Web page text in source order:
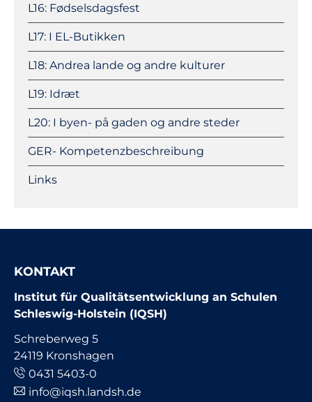
L16: Fødselsdagsfest
L17: I EL-Butikken
L18: Andrea lande og andre kulturer
L19: Idræt
L20: I byen- på gaden og andre steder
GER- Kompetenzbeschreibung
Links
KONTAKT
Institut für Qualitätsentwicklung an Schulen
Schleswig-Holstein (IQSH)
Schreberweg 5
24119 Kronshagen
0431 5403-0
info@iqsh.landsh.de